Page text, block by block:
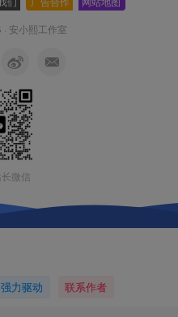
安小熙工作室
微信
力驱动 联系作者